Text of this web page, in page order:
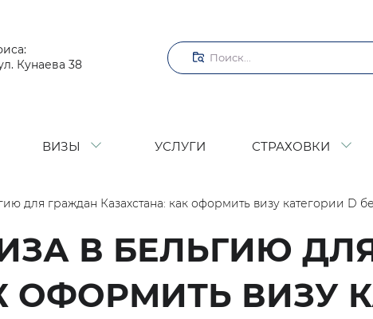
Кунаева 38
Поиск
ВИЗЫ УСЛУГИ СТРАХОВКИ
для граждан Казахстана: как оформить визу категории D
В БЕЛЬГИЮ
ОФОРМИТЬ ВИЗУ